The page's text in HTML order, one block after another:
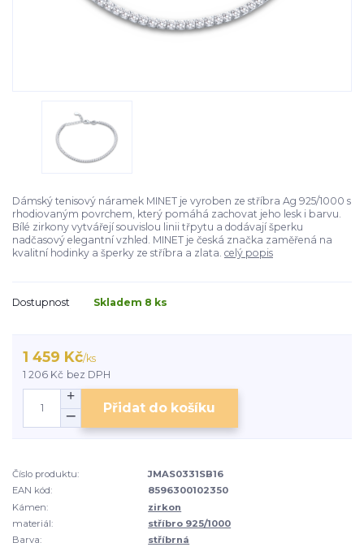
Dámský tenisový náramek MINET je vyroben ze stříbra Ag 925/1000 s
rhodiovaným povrchem, který pomáhá zachovat jeho lesk i barvu.
Bílé zirkony vytvářejí souvislou linii třpytu a dodávají šperku
nadčasový elegantní vzhled. MINET je česká značka zaměřená na
kvalitní hodinky a šperky ze stříbra a zlata. celý popis
Dostupnost Skladem 8 ks
1 459 Kč/ks
1 206 Kč bez DPH
Přidat do košíku
Číslo produktu:
JMAS0331SB16
EAN kód:
8596300102350
Kámen:
zirkon
materiál:
stříbro 925/1000
Barva:
stříbrná